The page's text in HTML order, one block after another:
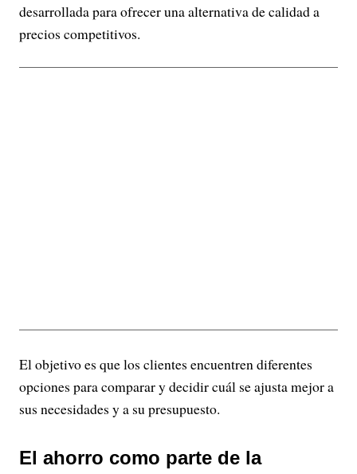
desarrollada para ofrecer una alternativa de calidad a
precios competitivos.
El objetivo es que los clientes encuentren diferentes
opciones para comparar y decidir cuál se ajusta mejor a
sus necesidades y a su presupuesto.
El ahorro como parte de la